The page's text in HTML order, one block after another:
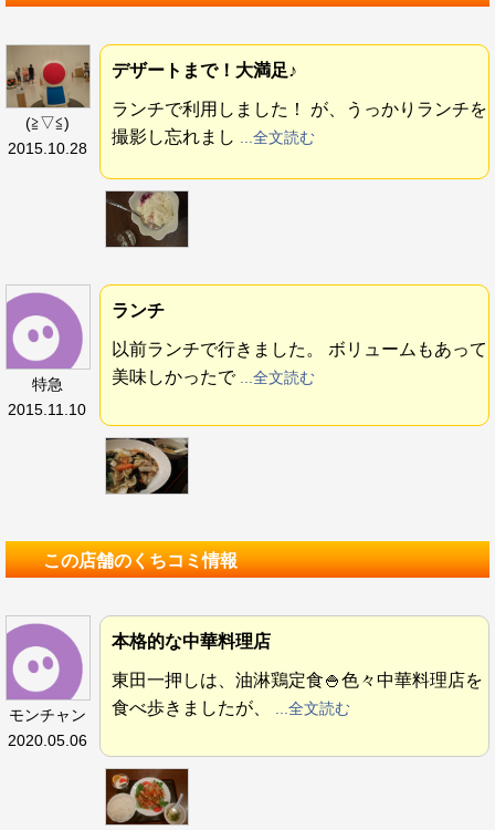
(≧▽≦)
2015.10.28
デザートまで！大満足♪
ランチで利用しました！ が、うっかりランチを
撮影し忘れまし
...全文読む
特急
2015.11.10
ランチ
以前ランチで行きました。 ボリュームもあって
美味しかったで
...全文読む
この店舗のくちコミ情報
モンチャン
2020.05.06
本格的な中華料理店
東田一押しは、油淋鶏定食🍚色々中華料理店を
食べ歩きましたが、
...全文読む